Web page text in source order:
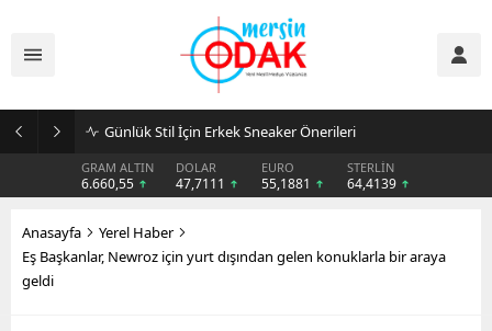
Günlük Stil İçin Erkek Sneaker Önerileri
GRAM ALTIN
6.660,55
DOLAR
47,7111
EURO
55,1881
STERLİN
64,4139
Anasayfa
Yerel Haber
Eş Başkanlar, Newroz için yurt dışından gelen konuklarla bir araya
geldi